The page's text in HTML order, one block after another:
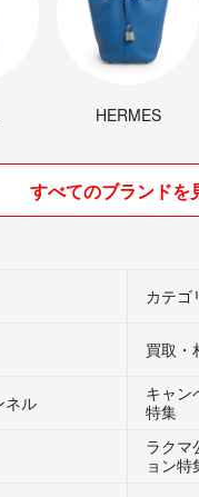
HERMES
すべてのブランドを
カテゴ
買取・
ネル
キャン
特集
ラクマ
ョン特